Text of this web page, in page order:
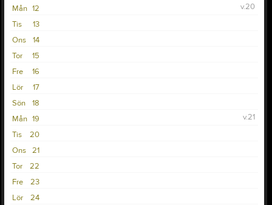
12
Mån
v.20
13
Tis
14
Ons
15
Tor
16
Fre
17
Lör
18
Sön
19
Mån
v.21
20
Tis
21
Ons
22
Tor
23
Fre
24
Lör